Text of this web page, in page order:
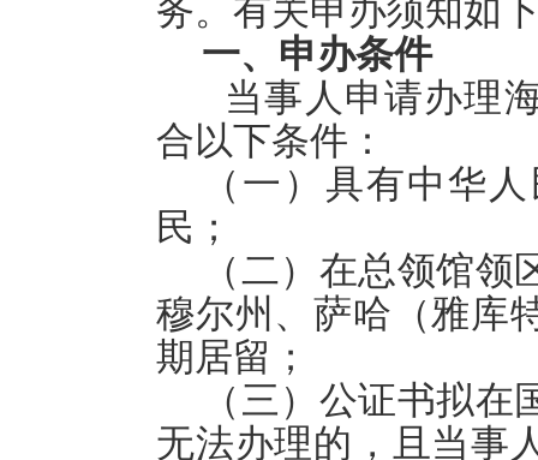
务。有关申办须知如
一、申办条件
当事人申请办理
合以下条件：
（一）具有中华
民；
（二）在总领馆
穆尔州、萨哈（雅库
期居留；
（三）公证书拟
无法办理的，且当事